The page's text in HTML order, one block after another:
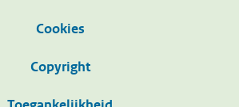
Cookies
Copyright